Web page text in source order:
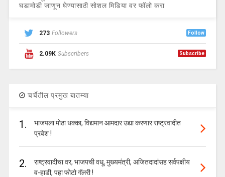
घडामोडी जाणून घेण्यासाठी सोशल मिडिया वर फॉलो करा
273 Followers Follow
2.09K Subscribers Subscribe
चर्चेतील प्रमुख बातम्या
1.
भाजपला मोठा धक्का, विद्यमान आमदार उद्या करणार राष्ट्रवादीत
प्रवेश !
2.
राष्ट्रवादीचा वर, भाजपची वधू, मुख्यमंत्री, अजितदादांसह सर्वपक्षीय
व-हाडी, पहा फोटो गॅलरी !